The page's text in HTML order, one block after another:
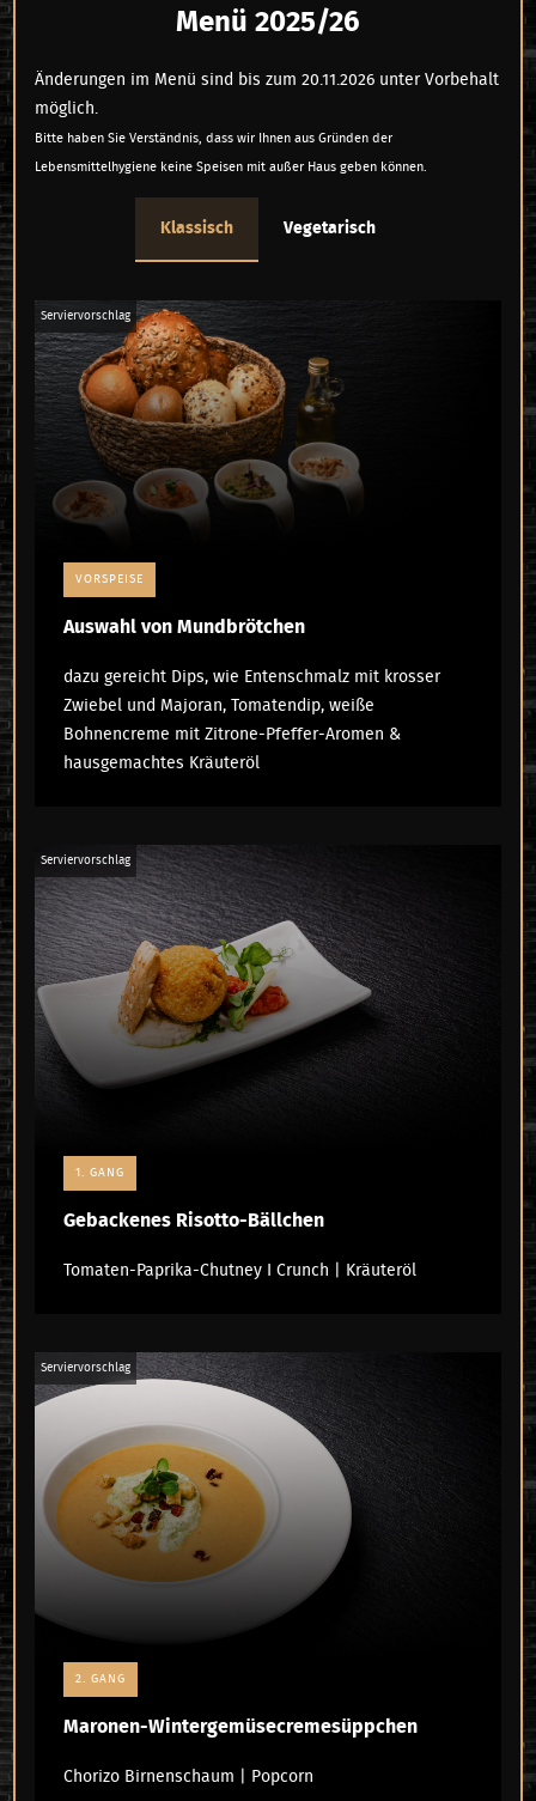
Menü 2025/26
Änderungen im Menü sind bis zum 20.11.2026 unter Vorbehalt
möglich.
Bitte haben Sie Verständnis, dass wir Ihnen aus Gründen der
Lebensmittelhygiene keine Speisen mit außer Haus geben können.
Klassisch Vegetarisch
VORSPEISE
Auswahl von Mundbrötchen
dazu gereicht Dips, wie Entenschmalz mit krosser
Zwiebel und Majoran, Tomatendip, weiße
Bohnencreme mit Zitrone-Pfeffer-Aromen &
hausgemachtes Kräuteröl
Serviervorschlag
1. GANG
Gebackenes Risotto-Bällchen
Tomaten-Paprika-Chutney I Crunch | Kräuteröl
Serviervorschlag
2. GANG
Maronen-Wintergemüsecremesüppchen
Chorizo Birnenschaum | Popcorn
Serviervorschlag